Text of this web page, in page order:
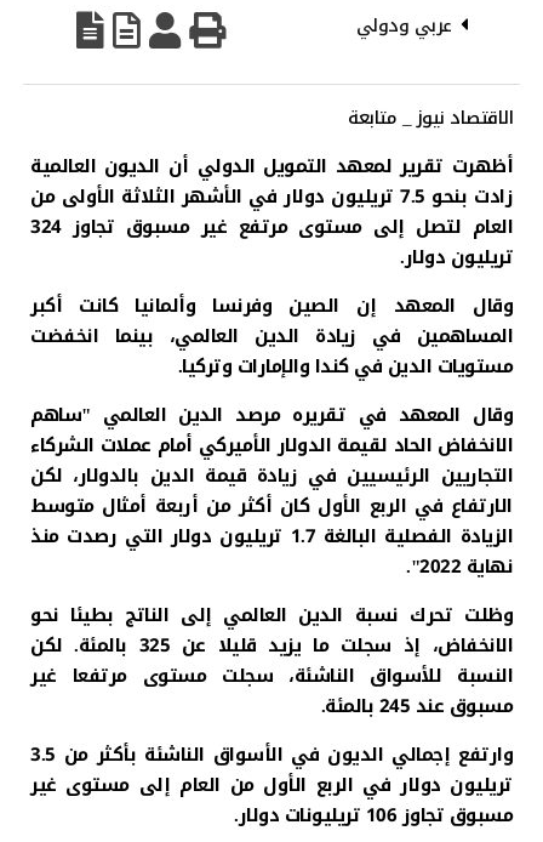
عربي ودولي
الاقتصاد نيوز _ متابعة
أظهرت تقرير لمعهد التمويل الدولي أن الديون العالمية
زادت بنحو 7.5 تريليون دولار في الأشهر الثلاثة الأولى من
العام لتصل إلى مستوى مرتفع غير مسبوق تجاوز 324
تريليون دولار.
وقال المعهد إن الصين وفرنسا وألمانيا كانت أكبر
المساهمين في زيادة الدين العالمي، بينما انخفضت
مستويات الدين في كندا والإمارات وتركيا.
وقال المعهد في تقريره مرصد الدين العالمي "ساهم
الانخفاض الحاد لقيمة الدولار الأميركي أمام عملات الشركاء
التجاريين الرئيسيين في زيادة قيمة الدين بالدولار، لكن
الارتفاع في الربع الأول كان أكثر من أربعة أمثال متوسط
الزيادة الفصلية البالغة 1.7 تريليون دولار التي رصدت منذ
نهاية 2022".
وظلت تحرك نسبة الدين العالمي إلى الناتج بطيئا نحو
الانخفاض، إذ سجلت ما يزيد قليلا عن 325 بالمئة. لكن
النسبة للأسواق الناشئة، سجلت مستوى مرتفعا غير
مسبوق عند 245 بالمئة.
وارتفع إجمالي الديون في الأسواق الناشئة بأكثر من 3.5
تريليون دولار في الربع الأول من العام إلى مستوى غير
مسبوق تجاوز 106 تريليونات دولار.